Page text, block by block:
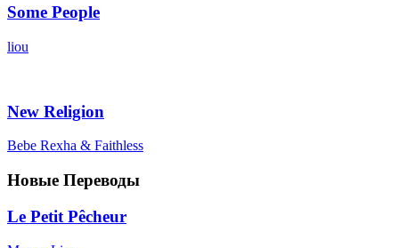
Some People
liou
New Religion
Bebe Rexha & Faithless
Новые Переводы
Le Petit Pêcheur